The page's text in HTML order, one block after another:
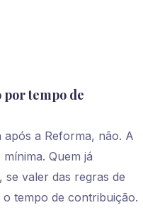
por tempo de
após a Reforma, não. A
Quem já
valer das regras de
tempo de contribuição.